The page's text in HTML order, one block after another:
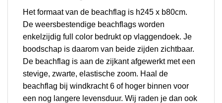
Het formaat van de beachflag is h245 x b80cm.
De weersbestendige beachflags worden
enkelzijdig full color bedrukt op vlaggendoek. Je
boodschap is daarom van beide zijden zichtbaar.
De beachflag is aan de zijkant afgewerkt met een
stevige, zwarte, elastische zoom. Haal de
beachflag bij windkracht 6 of hoger binnen voor
een nog langere levensduur. Wij raden je dan ook